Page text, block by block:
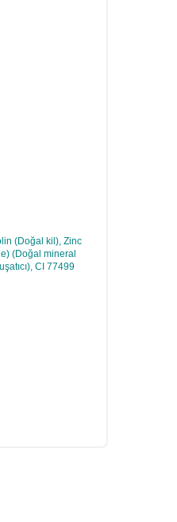
(Doğal kil), Zinc
(Doğal mineral
CI 77499